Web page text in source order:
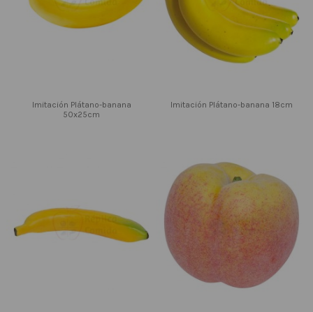
Imitación Plátano-banana
50x25cm
Imitación Plátano-banana 18cm